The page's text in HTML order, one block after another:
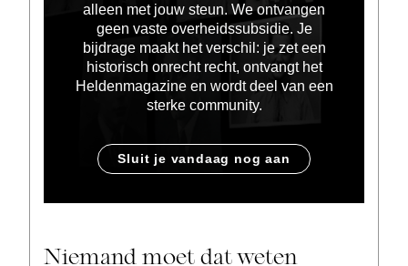
alleen met jouw steun. We ontvangen
geen vaste overheidssubsidie. Je
bijdrage maakt het verschil: je zet een
historisch onrecht recht, ontvangt het
Heldenmagazine en wordt deel van een
sterke community.
Sluit je vandaag nog aan
Niemand moet dat weten